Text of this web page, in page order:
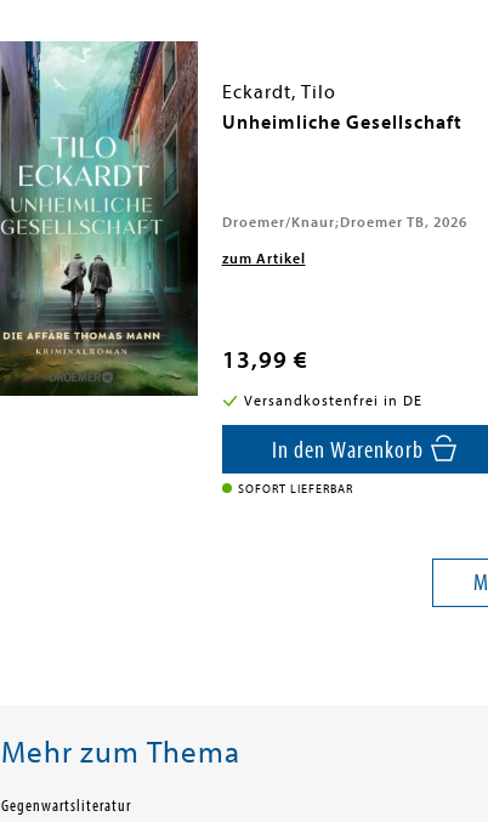
Eckardt, Tilo
Unheimliche Gesellschaft
Droemer/Knaur;Droemer TB, 2026
zum Artikel
13,99 €
Versandkostenfrei in DE
In den Warenkorb
SOFORT LIEFERBAR
Mehr zum Thema
Gegenwartsliteratur